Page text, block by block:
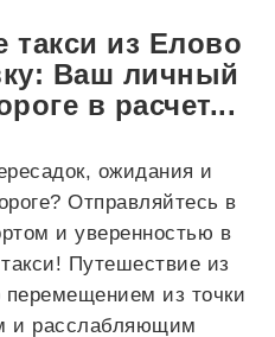
такси из Елово
Ваш личный
в расчет...
ожидания и
Отправляйтесь в
и уверенностью в
Путешествие из
перемещением из точки
и расслабляющим